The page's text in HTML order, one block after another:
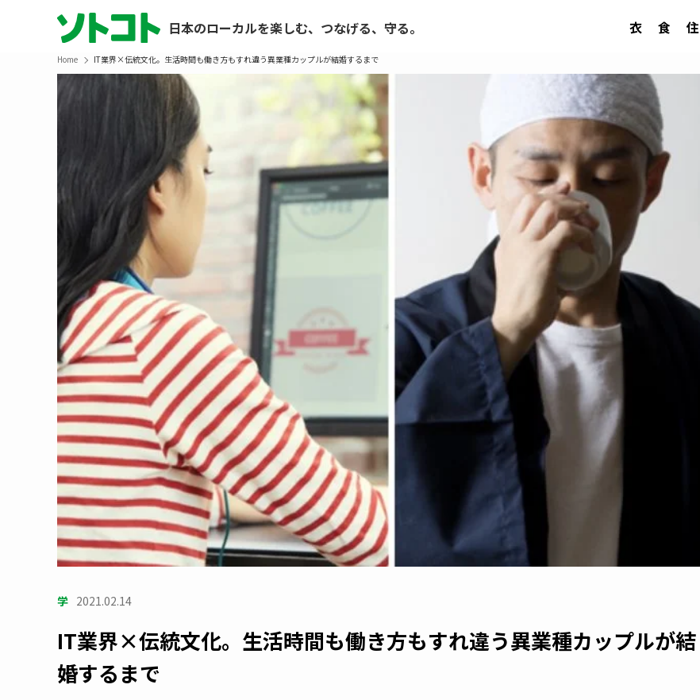
日本のローカルを楽しむ、つなげる、守る。 衣 食 住
Home IT業界×伝統文化。生活時間も働き方もすれ違う異業種カップルが結婚するまで
学 2021.02.14
IT業界×伝統文化。生活時間も働き方もすれ違う異業種カップルが結
婚するまで